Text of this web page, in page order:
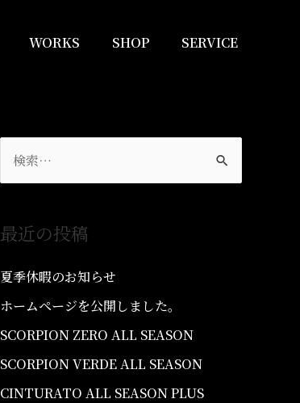
WORKS SHOP SERVICE
最近の投稿
夏季休暇のお知らせ
ホームページを公開しました。
SCORPION ZERO ALL SEASON
SCORPION VERDE ALL SEASON
CINTURATO ALL SEASON PLUS